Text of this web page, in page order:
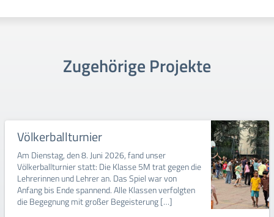
Zugehörige Projekte
Völkerballturnier
Am Dienstag, den 8. Juni 2026, fand unser
Völkerballturnier statt: Die Klasse 5M trat gegen die
Lehrerinnen und Lehrer an. Das Spiel war von
Anfang bis Ende spannend. Alle Klassen verfolgten
die Begegnung mit großer Begeisterung […]